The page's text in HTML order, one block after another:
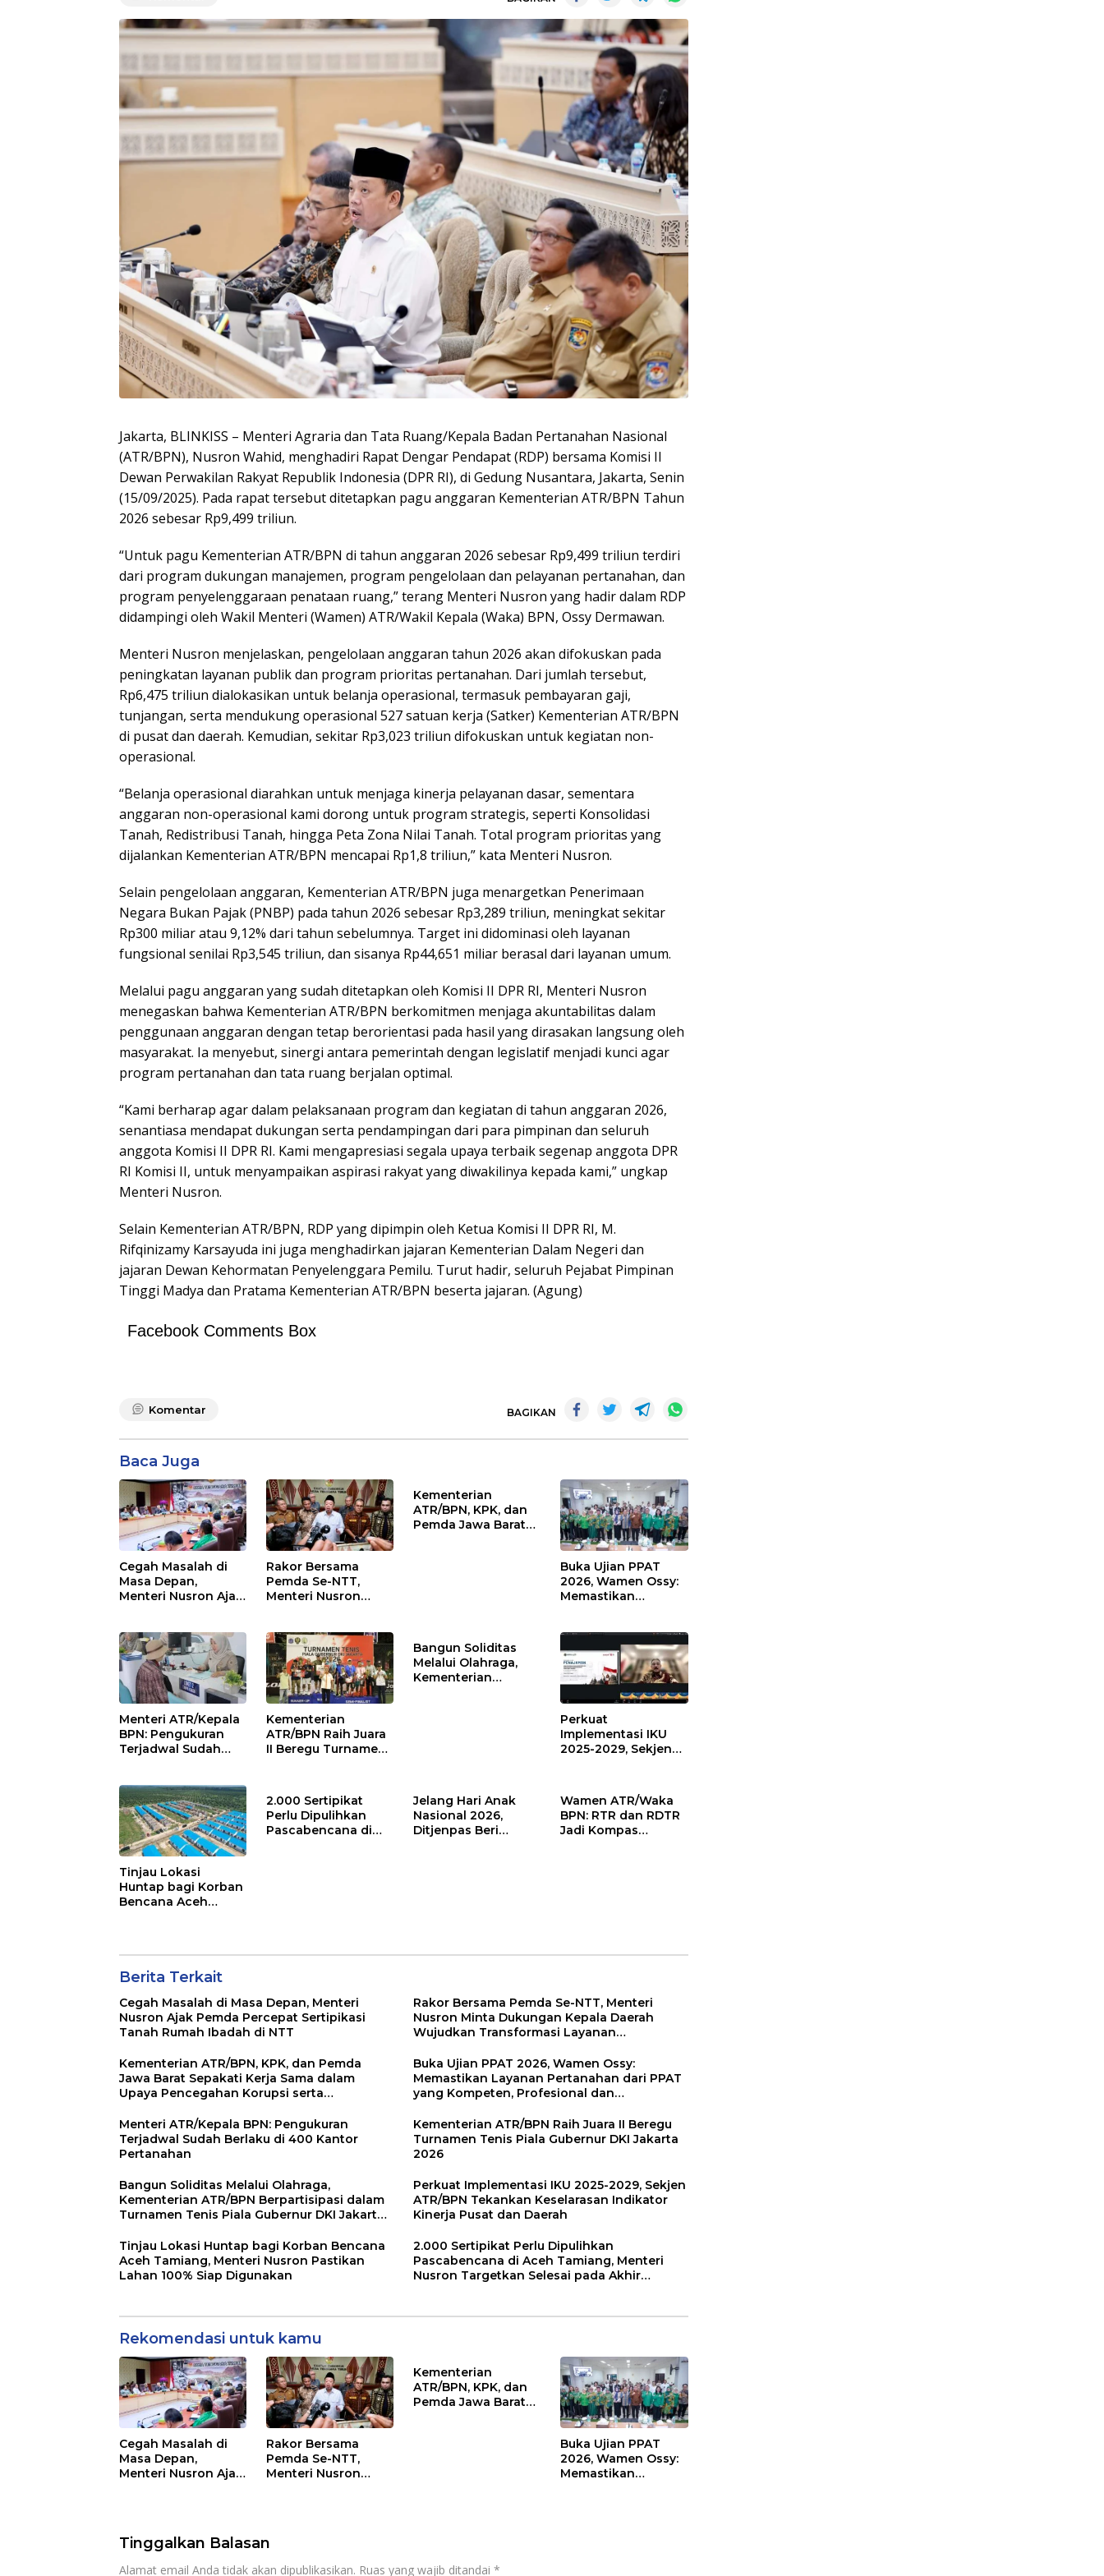
Jakarta, BLINKISS – Menteri Agraria dan Tata Ruang/Kepala Badan Pertanahan Nasional
(ATR/BPN), Nusron Wahid, menghadiri Rapat Dengar Pendapat (RDP) bersama Komisi II
Dewan Perwakilan Rakyat Republik Indonesia (DPR RI), di Gedung Nusantara, Jakarta, Senin
(15/09/2025). Pada rapat tersebut ditetapkan pagu anggaran Kementerian ATR/BPN Tahun
2026 sebesar Rp9,499 triliun.
“Untuk pagu Kementerian ATR/BPN di tahun anggaran 2026 sebesar Rp9,499 triliun terdiri
dari program dukungan manajemen, program pengelolaan dan pelayanan pertanahan, dan
program penyelenggaraan penataan ruang,” terang Menteri Nusron yang hadir dalam RDP
didampingi oleh Wakil Menteri (Wamen) ATR/Wakil Kepala (Waka) BPN, Ossy Dermawan.
Menteri Nusron menjelaskan, pengelolaan anggaran tahun 2026 akan difokuskan pada
peningkatan layanan publik dan program prioritas pertanahan. Dari jumlah tersebut,
Rp6,475 triliun dialokasikan untuk belanja operasional, termasuk pembayaran gaji,
tunjangan, serta mendukung operasional 527 satuan kerja (Satker) Kementerian ATR/BPN
di pusat dan daerah. Kemudian, sekitar Rp3,023 triliun difokuskan untuk kegiatan non-
operasional.
“Belanja operasional diarahkan untuk menjaga kinerja pelayanan dasar, sementara
anggaran non-operasional kami dorong untuk program strategis, seperti Konsolidasi
Tanah, Redistribusi Tanah, hingga Peta Zona Nilai Tanah. Total program prioritas yang
dijalankan Kementerian ATR/BPN mencapai Rp1,8 triliun,” kata Menteri Nusron.
Selain pengelolaan anggaran, Kementerian ATR/BPN juga menargetkan Penerimaan
Negara Bukan Pajak (PNBP) pada tahun 2026 sebesar Rp3,289 triliun, meningkat sekitar
Rp300 miliar atau 9,12% dari tahun sebelumnya. Target ini didominasi oleh layanan
fungsional senilai Rp3,545 triliun, dan sisanya Rp44,651 miliar berasal dari layanan umum.
Melalui pagu anggaran yang sudah ditetapkan oleh Komisi II DPR RI, Menteri Nusron
menegaskan bahwa Kementerian ATR/BPN berkomitmen menjaga akuntabilitas dalam
penggunaan anggaran dengan tetap berorientasi pada hasil yang dirasakan langsung oleh
masyarakat. Ia menyebut, sinergi antara pemerintah dengan legislatif menjadi kunci agar
program pertanahan dan tata ruang berjalan optimal.
“Kami berharap agar dalam pelaksanaan program dan kegiatan di tahun anggaran 2026,
senantiasa mendapat dukungan serta pendampingan dari para pimpinan dan seluruh
anggota Komisi II DPR RI. Kami mengapresiasi segala upaya terbaik segenap anggota DPR
RI Komisi II, untuk menyampaikan aspirasi rakyat yang diwakilinya kepada kami,” ungkap
Menteri Nusron.
Selain Kementerian ATR/BPN, RDP yang dipimpin oleh Ketua Komisi II DPR RI, M.
Rifqinizamy Karsayuda ini juga menghadirkan jajaran Kementerian Dalam Negeri dan
jajaran Dewan Kehormatan Penyelenggara Pemilu. Turut hadir, seluruh Pejabat Pimpinan
Tinggi Madya dan Pratama Kementerian ATR/BPN beserta jajaran. (Agung)
Facebook Comments Box
Komentar BAGIKAN
Baca Juga
Cegah Masalah di
Masa Depan,
Menteri Nusron Ajak
Rumah Ibadah di
NTT
Rakor Bersama
Pemda Se-NTT,
Menteri Nusron
Wujudkan
Transformasi
Layanan
Pertanahan
Kementerian
ATR/BPN, KPK, dan
Pemda Jawa Barat
Buka Ujian PPAT
2026, Wamen Ossy:
Memastikan
PPAT yang
Kompeten,
Profesional dan
Berintegritas
Menteri ATR/Kepala
BPN: Pengukuran
Terjadwal Sudah
Kementerian
ATR/BPN Raih Juara
II Beregu Turnamen
Bangun Soliditas
Melalui Olahraga,
Kementerian
Perkuat
Implementasi IKU
2025-2029, Sekjen
Indikator Kinerja
Pusat dan Daerah
Tinjau Lokasi
Huntap bagi Korban
Bencana Aceh
Digunakan
2.000 Sertipikat
Perlu Dipulihkan
Pascabencana di
Jelang Hari Anak
Nasional 2026,
Ditjenpas Beri
Wamen ATR/Waka
BPN: RTR dan RDTR
Jadi Kompas
Berita Terkait
Cegah Masalah di Masa Depan, Menteri
Nusron Ajak Pemda Percepat Sertipikasi
Tanah Rumah Ibadah di NTT
Rakor Bersama Pemda Se-NTT, Menteri
Nusron Minta Dukungan Kepala Daerah
Wujudkan Transformasi Layanan
Kementerian ATR/BPN, KPK, dan Pemda
Jawa Barat Sepakati Kerja Sama dalam
Upaya Pencegahan Korupsi serta
Buka Ujian PPAT 2026, Wamen Ossy:
Memastikan Layanan Pertanahan dari PPAT
yang Kompeten, Profesional dan
Menteri ATR/Kepala BPN: Pengukuran
Terjadwal Sudah Berlaku di 400 Kantor
Pertanahan
Kementerian ATR/BPN Raih Juara II Beregu
Turnamen Tenis Piala Gubernur DKI Jakarta
2026
Bangun Soliditas Melalui Olahraga,
Kementerian ATR/BPN Berpartisipasi dalam
Turnamen Tenis Piala Gubernur DKI Jakarta
Perkuat Implementasi IKU 2025-2029, Sekjen
ATR/BPN Tekankan Keselarasan Indikator
Kinerja Pusat dan Daerah
Tinjau Lokasi Huntap bagi Korban Bencana
Aceh Tamiang, Menteri Nusron Pastikan
Lahan 100% Siap Digunakan
2.000 Sertipikat Perlu Dipulihkan
Pascabencana di Aceh Tamiang, Menteri
Nusron Targetkan Selesai pada Akhir
Rekomendasi untuk kamu
Cegah Masalah di
Masa Depan,
Menteri Nusron Ajak
Rakor Bersama
Pemda Se-NTT,
Menteri Nusron
Layanan
Kementerian
ATR/BPN, KPK, dan
Pemda Jawa Barat
Buka Ujian PPAT
2026, Wamen Ossy:
Memastikan
Tinggalkan Balasan
Alamat email Anda tidak akan dipublikasikan. Ruas yang wajib ditandai *